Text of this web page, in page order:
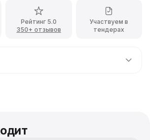
Рейтинг 5.0
350+ отзывов
Участвуем в
тендерах
из высококачественного